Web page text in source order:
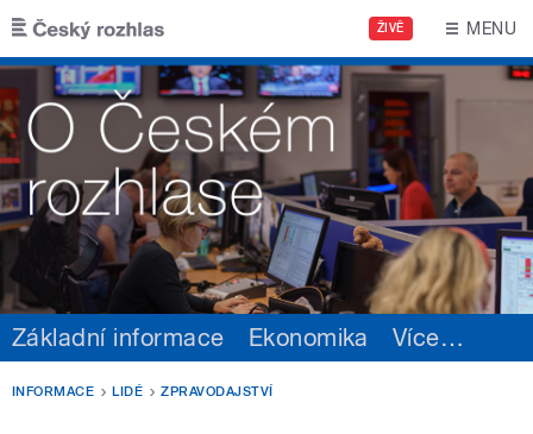
Přejít k hlavnímu obsahu
ŽIVĚ MENU
Základní informace Ekonomika Více…
INFORMACE LIDÉ ZPRAVODAJSTVÍ